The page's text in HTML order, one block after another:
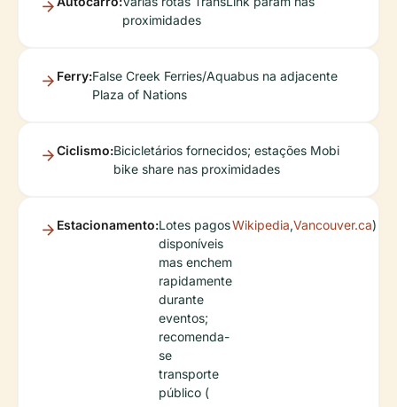
proximidades
Ferry:False Creek Ferries/Aquabus na adjacente
Plaza of Nations
Ciclismo:Bicicletários fornecidos; estações Mobi
bike share nas proximidades
Estacionamento:Lotes pagos
disponíveis
mas enchem
rapidamente
durante
eventos;
recomenda-
se
transporte
público (
Wikipedia,Vancouver.ca)